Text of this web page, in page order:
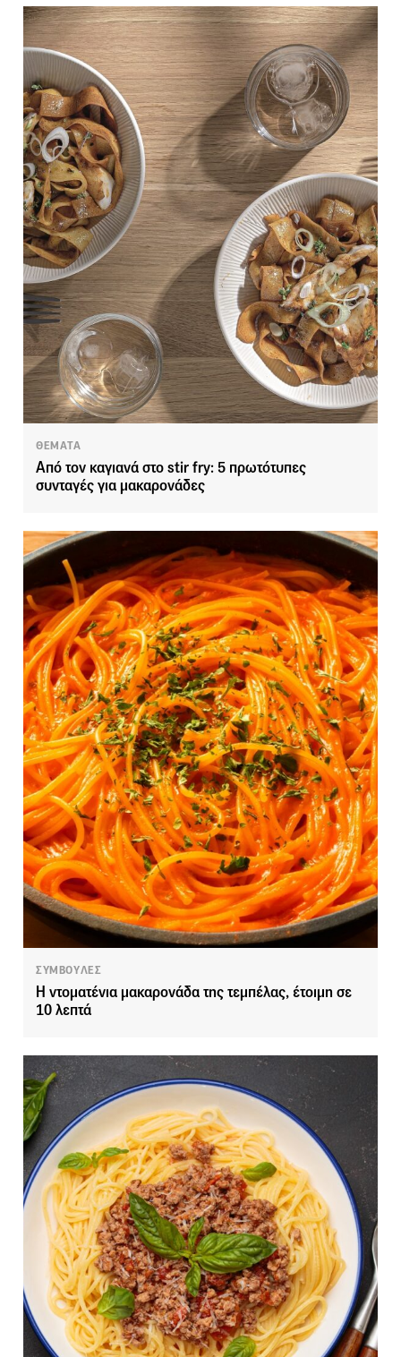
ΘΕΜΑΤΑ
Από τον καγιανά στο stir fry: 5 πρωτότυπες
συνταγές για μακαρονάδες
ΣΥΜΒΟΥΛΕΣ
Η ντοματένια μακαρονάδα της τεμπέλας, έτοιμη σε
10 λεπτά